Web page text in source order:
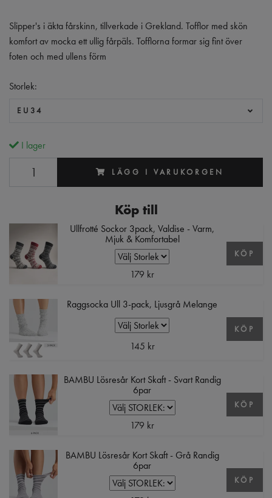
Slipper's i äkta fårskinn, tillverkade i Grekland. Tofflor med skön
komfort av mocka ett ullig fårpäls. Tofflorna formar sig fint över
foten och med ullens förm
Storlek:
EU34
I lager
LÄGG I VARUKORGEN
Köp till
Ullfrotté Sockor 3pack, Valdise - Varm,
Mjuk & Komfortabel
179 kr
KÖP
Raggsocka Ull 3-pack, Ljusgrå Melange
145 kr
KÖP
BAMBU Lösresår Kort Skaft - Svart Randig
6par
179 kr
KÖP
BAMBU Lösresår Kort Skaft - Grå Randig
6par
KÖP